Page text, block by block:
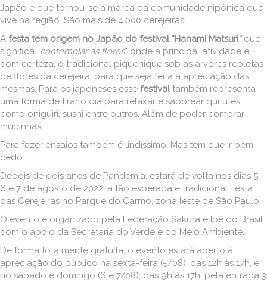
Japão e que tornou-se a marca da comunidade nipônica que
vive na região. São mais de 4.000 cerejeiras!
A festa tem origem no Japão do festival “Hanami Matsuri”que
significa “contemplar as flores” onde a principal atividade é
com certeza, o tradicional piquenique sob as árvores repletas
de flores da cerejeira, para que seja feita a apreciação das
mesmas. Para os japoneses esse festivaltambém representa
uma forma de tirar o dia para relaxar e saborear quitutes
como oniguiri, sushi entre outros. Além de poder comprar
mudinhas.
Para fazer ensaios também é lindíssimo. Mas tem que ir bem
cedo.
Depois de dois anos de Pandemia, estará de volta nos dias 5,
6 e 7 de agosto de 2022, a tão esperada e tradicional Festa
das Cerejeiras no Parque do Carmo, zona leste de São Paulo.
O evento é organizado pela Federação Sakura e Ipê do Brasil
com o apoio da Secretaria do Verde e do Meio Ambiente.
De forma totalmente gratuita, o evento estará aberto à
apreciação do público na sexta-feira (5/08), das 12h às 17h, e
no sábado e domingo (6 e 7/08), das 9h às 17h, pela entrada 3